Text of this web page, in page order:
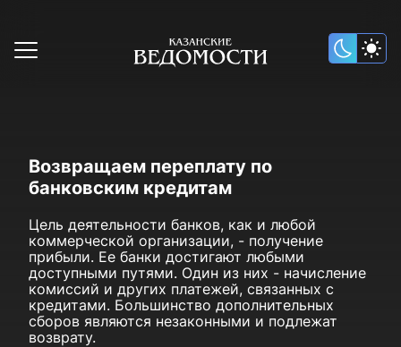
Возвращаем переплату по
банковским кредитам
Цель деятельности банков, как и любой
коммерческой организации, - получение
прибыли. Ее банки достигают любыми
доступными путями. Один из них - начисление
комиссий и других платежей, связанных с
кредитами. Большинство дополнительных
сборов являются незаконными и подлежат
возврату.